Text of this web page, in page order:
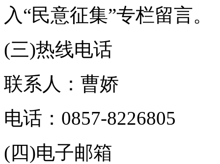
入“民意征集”专栏留言。
(三)热线电话
联系人：曹娇
电话：0857-8226805
(四)电子邮箱